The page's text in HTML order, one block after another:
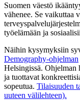
Suomen väestö
vähenee. Se vaikuttaa
työelämään ja
Näihin kysymyksiin
Demography-ohjelman
Helsingissä. Ohjelman
ja tuottavat
sopeutua. Tilaisuuden
uuteen välilehteen).